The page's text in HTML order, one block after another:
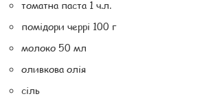
томатна паста 1 ч.л.
помідори черрі 100 г
молоко 50 мл
оливкова олія
сіль